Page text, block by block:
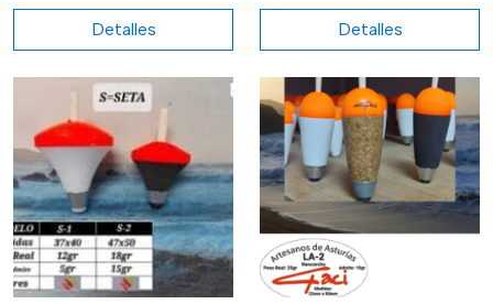
Detalles Detalles